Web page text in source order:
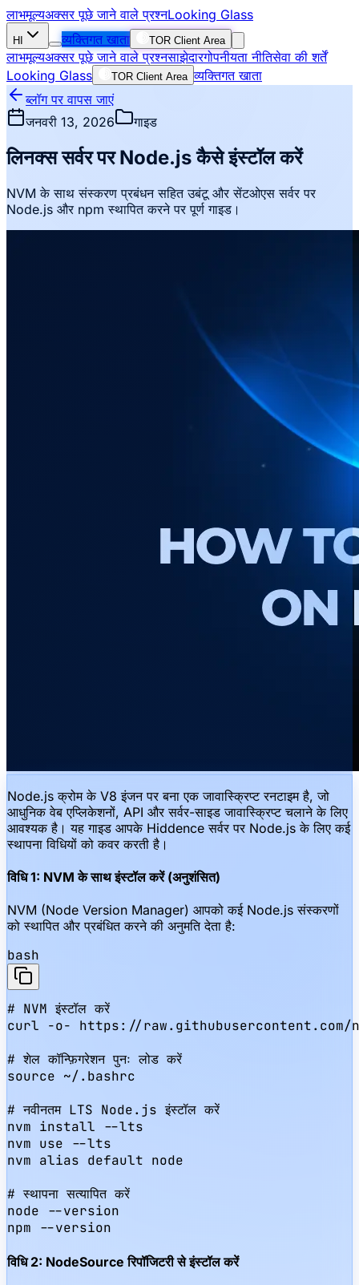
लाभमूल्यअक्सर पूछे जाने वाले प्रश्नLooking Glass
HI व्यक्तिगत खाता TOR Client Area
लाभमूल्यअक्सर पूछे जाने वाले प्रश्नसाझेदारगोपनीयता नीतिसेवा की शर्तें
Looking Glass
TOR Client Area व्यक्तिगत खाता
ब्लॉग पर वापस जाएं
जनवरी 13, 2026
गाइड
लिनक्स सर्वर पर Node.js कैसे इंस्टॉल करें
NVM के साथ संस्करण प्रबंधन सहित उबंटू और सेंटओएस सर्वर पर
Node.js और npm स्थापित करने पर पूर्ण गाइड।
Node.js क्रोम के V8 इंजन पर बना एक जावास्क्रिप्ट रनटाइम है, जो
आधुनिक वेब एप्लिकेशनों, API और सर्वर-साइड जावास्क्रिप्ट चलाने के लिए
आवश्यक है। यह गाइड आपके Hiddence सर्वर पर Node.js के लिए कई
स्थापना विधियों को कवर करती है।
विधि 1: NVM के साथ इंस्टॉल करें (अनुशंसित)
NVM (Node Version Manager) आपको कई Node.js संस्करणों
को स्थापित और प्रबंधित करने की अनुमति देता है:
bash
# NVM इंस्टॉल करें
curl -o- https://raw.githubusercontent.com/
# शेल कॉन्फ़िगरेशन पुनः लोड करें
source ~/.bashrc
# नवीनतम LTS Node.js इंस्टॉल करें
nvm install --lts
nvm use --lts
nvm alias default node
# स्थापना सत्यापित करें
node --version
npm --version
विधि 2: NodeSource रिपॉजिटरी से इंस्टॉल करें